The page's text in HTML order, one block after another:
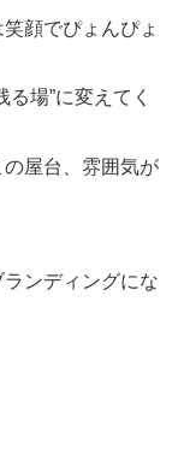
顔でぴょんぴょ
場”に変えてく
屋台、雰囲気が
ンディングにな